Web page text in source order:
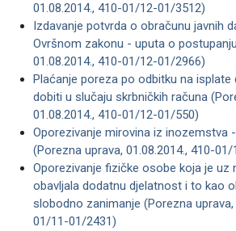
01.08.2014., 410-01/12-01/3512)
Izdavanje potvrda o obračunu javnih
Ovršnom zakonu - uputa o
01.08.2014., 410-01/12-01/2966)
Plaćanje poreza po odbitku na isplate
dobiti u slučaju skrbničkih računa
01.08.2014., 410-01/12-01/550)
Oporezivanje mirovina iz inozemstva
(Porezna uprava, 01.08.2014., 410-
Oporezivanje fizičke osobe koja je uz
obavljala dodatnu djelatnost i to kao
slobodno zanimanje (Porezna uprava,
01/11-01/2431)